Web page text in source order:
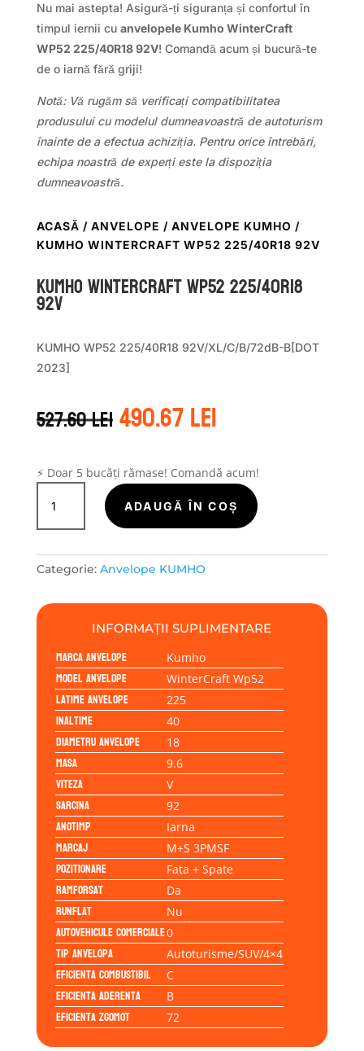
Nu mai astepta! Asigură-ți siguranța și confortul în
timpul iernii cu anvelopele Kumho WinterCraft
WP52 225/40R18 92V! Comandă acum și bucură-te
de o iarnă fără griji!
Notă: Vă rugăm să verificați compatibilitatea
produsului cu modelul dumneavoastră de autoturism
înainte de a efectua achiziția. Pentru orice întrebări,
echipa noastră de experți este la dispoziția
dumneavoastră.
ACASĂ / ANVELOPE / ANVELOPE KUMHO /
KUMHO WINTERCRAFT WP52 225/40R18 92V
Kumho WINTERCRAFT WP52 225/40R18
92V
KUMHO WP52 225/40R18 92V/XL/C/B/72dB-B[DOT
2023]
527.60leiPrețul
inițial
fost:
527.60 lei.
490.67leiPrețul
curent
490.67 lei.
⚡ Doar 5 bucăți rămase! Comandă acum!
Cantitate
Kumho
WINTERCRAFT
225/40R18
ADAUGĂ ÎN COȘ
Categorie: Anvelope KUMHO
INFORMAȚII SUPLIMENTARE
Marca anvelope Kumho
Model anvelope WinterCraft Wp52
Latime anvelope 225
Inaltime 40
Diametru anvelope 18
Masa 9.6
Viteza V
Sarcina 92
Anotimp Iarna
Marcaj M+S 3PMSF
Pozitionare Fata + Spate
Ramforsat Da
Runflat Nu
Autovehicule comerciale0
Tip anvelopa Autoturisme/SUV/4×4
Eficienta Combustibil C
Eficienta Aderenta B
Eficienta Zgomot 72